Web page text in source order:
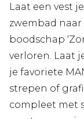
Laat een vest
zwembad naar
boodschap
verloren. Laat
je favoriete
strepen of
compleet met